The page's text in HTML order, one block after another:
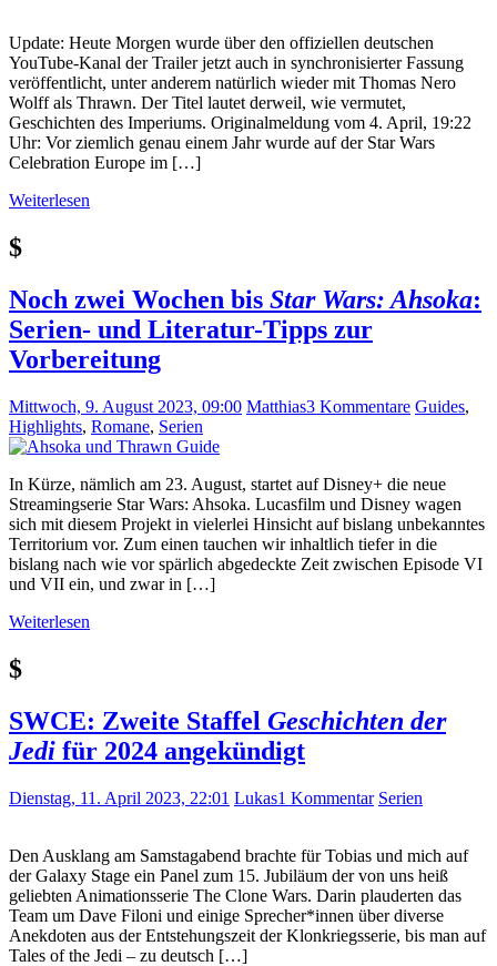
Update: Heute Morgen wurde über den offiziellen deutschen
YouTube-Kanal der Trailer jetzt auch in synchronisierter Fassung
veröffentlicht, unter anderem natürlich wieder mit Thomas Nero
Wolff als Thrawn. Der Titel lautet derweil, wie vermutet,
Geschichten des Imperiums. Originalmeldung vom 4. April, 19:22
Uhr: Vor ziemlich genau einem Jahr wurde auf der Star Wars
Celebration Europe im […]
Weiterlesen
$
Noch zwei Wochen bis Star Wars: Ahsoka:
Serien- und Literatur-Tipps zur
Vorbereitung
Mittwoch, 9. August 2023, 09:00 Matthias3 Kommentare Guides,
Highlights, Romane, Serien
In Kürze, nämlich am 23. August, startet auf Disney+ die neue
Streamingserie Star Wars: Ahsoka. Lucasfilm und Disney wagen
sich mit diesem Projekt in vielerlei Hinsicht auf bislang unbekanntes
Territorium vor. Zum einen tauchen wir inhaltlich tiefer in die
bislang nach wie vor spärlich abgedeckte Zeit zwischen Episode VI
und VII ein, und zwar in […]
Weiterlesen
$
SWCE: Zweite Staffel Geschichten der
Jedi für 2024 angekündigt
Dienstag, 11. April 2023, 22:01 Lukas1 Kommentar Serien
Den Ausklang am Samstagabend brachte für Tobias und mich auf
der Galaxy Stage ein Panel zum 15. Jubiläum der von uns heiß
geliebten Animationsserie The Clone Wars. Darin plauderten das
Team um Dave Filoni und einige Sprecher*innen über diverse
Anekdoten aus der Entstehungszeit der Klonkriegsserie, bis man auf
Tales of the Jedi – zu deutsch […]